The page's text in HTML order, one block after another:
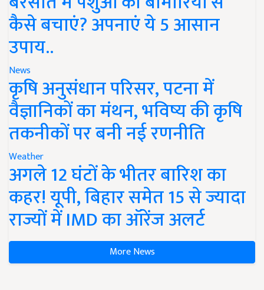
कैसे बचाएं? अपनाएं ये 5 आसान
उपाय..
News
कृषि अनुसंधान परिसर, पटना में
वैज्ञानिकों का मंथन, भविष्य की कृषि
तकनीकों पर बनी नई रणनीति
Weather
अगले 12 घंटों के भीतर बारिश का
कहर! यूपी, बिहार समेत 15 से ज्यादा
राज्यों में IMD का ऑरेंज अलर्ट
More News